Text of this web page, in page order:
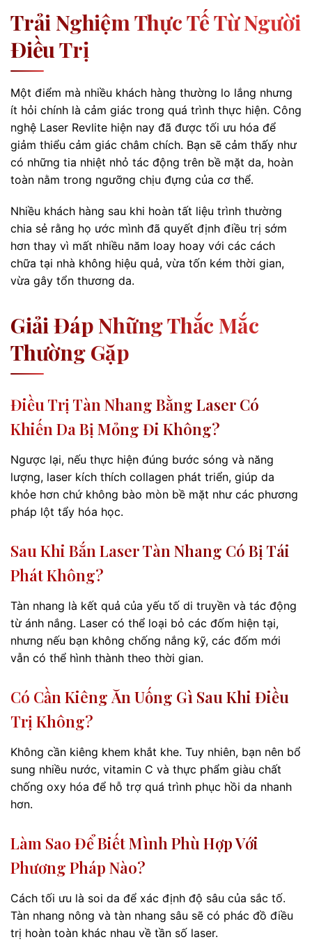
Trải Nghiệm Thực Tế Từ Người
Điều Trị
Một điểm mà nhiều khách hàng thường lo lắng nhưng
ít hỏi chính là cảm giác trong quá trình thực hiện. Công
nghệ Laser Revlite hiện nay đã được tối ưu hóa để
giảm thiểu cảm giác châm chích. Bạn sẽ cảm thấy như
có những tia nhiệt nhỏ tác động trên bề mặt da, hoàn
toàn nằm trong ngưỡng chịu đựng của cơ thể.
Nhiều khách hàng sau khi hoàn tất liệu trình thường
chia sẻ rằng họ ước mình đã quyết định điều trị sớm
hơn thay vì mất nhiều năm loay hoay với các cách
chữa tại nhà không hiệu quả, vừa tốn kém thời gian,
vừa gây tổn thương da.
Giải Đáp Những Thắc Mắc
Thường Gặp
Điều Trị Tàn Nhang Bằng Laser Có
Khiến Da Bị Mỏng Đi Không?
Ngược lại, nếu thực hiện đúng bước sóng và năng
lượng, laser kích thích collagen phát triển, giúp da
khỏe hơn chứ không bào mòn bề mặt như các phương
pháp lột tẩy hóa học.
Sau Khi Bắn Laser Tàn Nhang Có Bị Tái
Phát Không?
Tàn nhang là kết quả của yếu tố di truyền và tác động
từ ánh nắng. Laser có thể loại bỏ các đốm hiện tại,
nhưng nếu bạn không chống nắng kỹ, các đốm mới
vẫn có thể hình thành theo thời gian.
Có Cần Kiêng Ăn Uống Gì Sau Khi Điều
Trị Không?
Không cần kiêng khem khắt khe. Tuy nhiên, bạn nên bổ
sung nhiều nước, vitamin C và thực phẩm giàu chất
chống oxy hóa để hỗ trợ quá trình phục hồi da nhanh
hơn.
Làm Sao Để Biết Mình Phù Hợp Với
Phương Pháp Nào?
Cách tối ưu là soi da để xác định độ sâu của sắc tố.
Tàn nhang nông và tàn nhang sâu sẽ có phác đồ điều
trị hoàn toàn khác nhau về tần số laser.